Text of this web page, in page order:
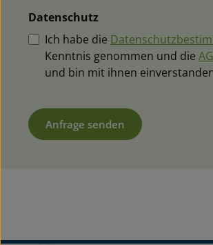
Datenschutz
Ich habe die
Kenntnis genommen und die
und bin mit ihnen
Anfrage senden